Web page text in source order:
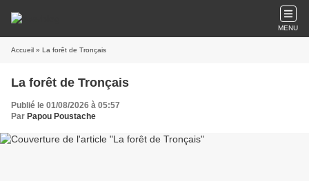
MENU
Accueil » La forêt de Tronçais
La forêt de Tronçais
Publié le 01/08/2026 à 05:57
Par Papou Poustache